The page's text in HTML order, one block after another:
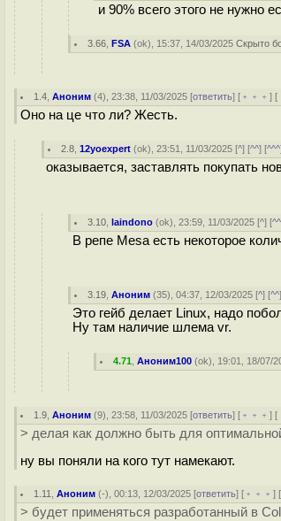
и 90% всего этого не нужно
3.66 ,FSA (ok), 15:37, 14/03/2025Скрыто
1.4 ,Аноним (4), 23:38, 11/03/2025 [ответить] [ ﹢﹢﹢] [
Оно на це что ли? Жесть.
2.8 ,12yoexpert (ok), 23:51, 11/03/2025 [^] [^^] [^^^
оказывается, заставлять покупать
3.10 ,laindono (ok), 23:59, 11/03/2025 [^] [^^
В репе Mesa есть некоторое
3.19 ,Аноним (35), 04:37, 12/03/2025 [^] [^^
Это гейб делает Linux, надо
Ну там наличие шлема vr.
4.71 ,Аноним100 (ok), 19:01, 18/07/
1.9 ,Аноним (9), 23:58, 11/03/2025 [ответить] [ ﹢﹢﹢] [
> делая как должно быть для
ну вы поняли на кого тут намекают.
1.11 ,Аноним (-), 00:13, 12/03/2025 [ответить] [ ﹢﹢﹢] [
> будет применяться разработанный в